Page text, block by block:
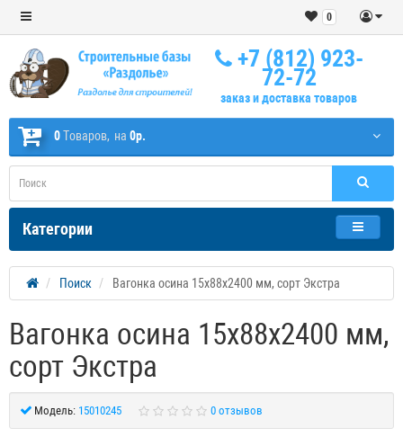
0
+7 (812) 923-
72-72
заказ и доставка товаров
0Tоваров, на 0р.
Категории
Поиск Вагонка осина 15х88х2400 мм, сорт Экстра
Вагонка осина 15х88х2400 мм,
сорт Экстра
Модель: 15010245 0 отзывов